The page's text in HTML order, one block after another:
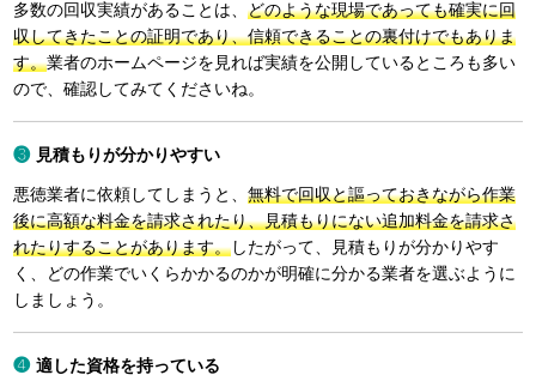
多数の回収実績があることは、どのような現場であっても確実に回
収してきたことの証明であり、信頼できることの裏付けでもありま
す。業者のホームページを見れば実績を公開しているところも多い
ので、確認してみてくださいね。
見積もりが分かりやすい
悪徳業者に依頼してしまうと、無料で回収と謳っておきながら作業
後に高額な料金を請求されたり、見積もりにない追加料金を請求さ
れたりすることがあります。したがって、見積もりが分かりやす
く、どの作業でいくらかかるのかが明確に分かる業者を選ぶように
しましょう。
適した資格を持っている